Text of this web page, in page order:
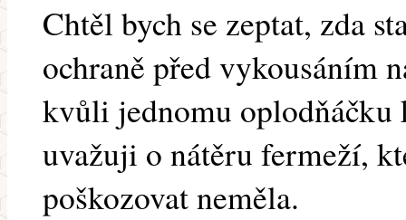
Chtěl bych se zeptat, zda
ochraně před vykousáním
kvůli jednomu oplodňáčku
uvažuji o nátěru fermeží,
poškozovat neměla.